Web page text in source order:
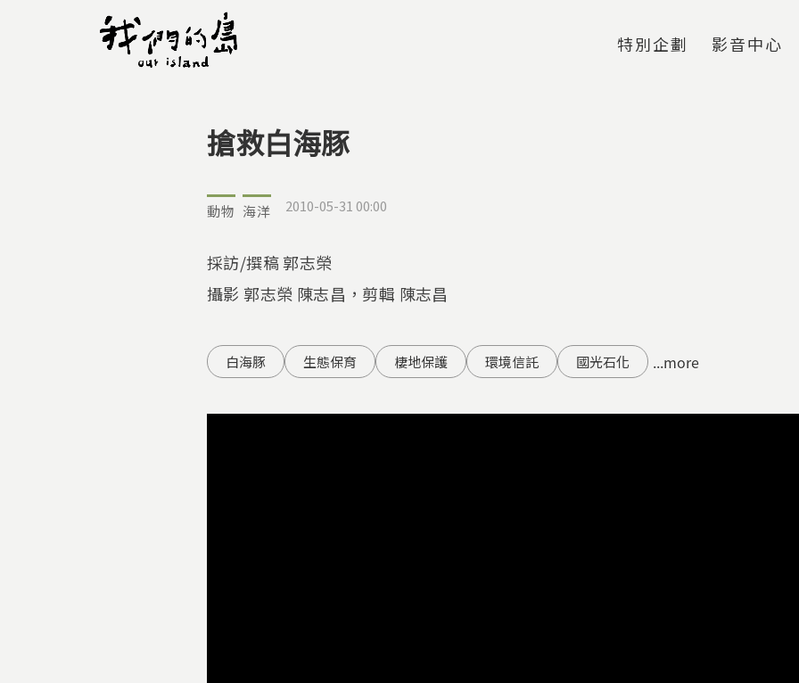
特別企劃 影音中心
您在這裡
搶救白海豚
動物 海洋 2010-05-31 00:00
採訪/撰稿 郭志榮
攝影 郭志榮 陳志昌，剪輯 陳志昌
白海豚 生態保育 棲地保護 環境信託 國光石化 ...more